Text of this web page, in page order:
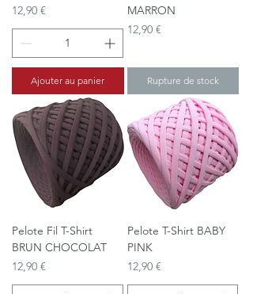
Prix
12,90 €
Ajouter au panier
MARRON
Prix
12,90 €
Rupture de stock
Pelote Fil T-Shirt
BRUN CHOCOLAT
Prix
12,90 €
Pelote T-Shirt BABY
PINK
Prix
12,90 €